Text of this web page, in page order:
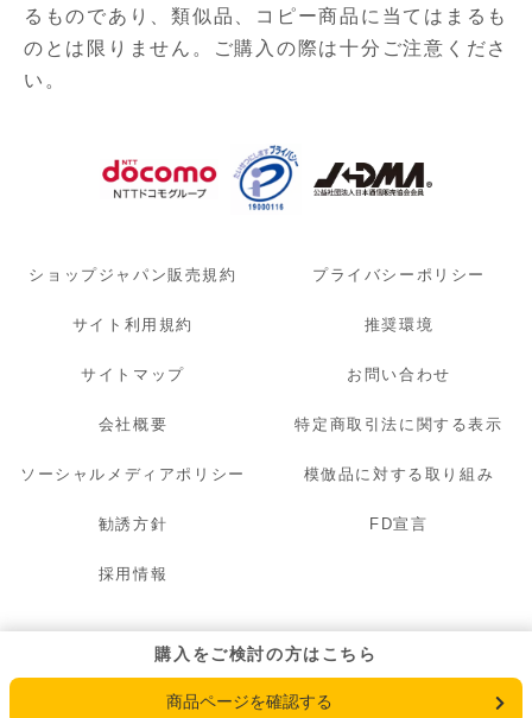
購入をご検討の方はこちら
商品ページを確認する
るものであり、類似品、コピー商品に当てはまるも
のとは限りません。ご購入の際は十分ご注意くださ
い。
ショップジャパン販売規約 プライバシーポリシー
サイト利用規約 推奨環境
サイトマップ お問い合わせ
会社概要 特定商取引法に関する表示
ソーシャルメディアポリシー 模倣品に対する取り組み
勧誘方針 FD宣言
採用情報
© 2007 - 2026 OAK LAWN MARKETING. INC. All Rights Reserved.